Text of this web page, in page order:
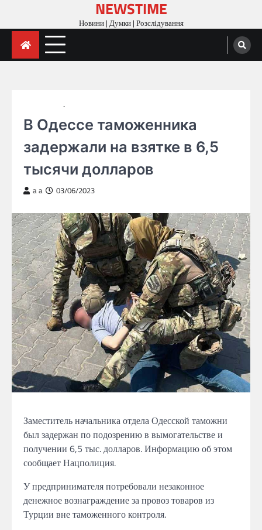
content
NEWSTIME
Новини | Думки | Розслідування
В Одессе таможенника
задержали на взятке в 6,5
тысячи долларов
a a 03/06/2023
Заместитель начальникаотдела Одесской таможни
был задержан по подозрению в вымогательствеи
получении 6,5 тыс. долларов.Информацию обэтом
сообщает Нацполиция.
Упредпринимателяпотребовали незаконное
денежное вознаграждение за провоз товаров из
Турции вне таможенного контроля.